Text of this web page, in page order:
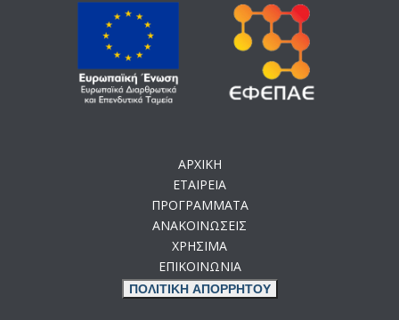
ΑΡΧΙΚΗ
ΕΤΑΙΡΕΙΑ
ΠΡΟΓΡΑΜΜΑΤΑ
ΑΝΑΚΟΙΝΩΣΕΙΣ
ΧΡΗΣΙΜΑ
ΕΠΙΚΟΙΝΩΝΙΑ
ΠΟΛΙΤΙΚΗ ΑΠΟΡΡΗΤΟΥ